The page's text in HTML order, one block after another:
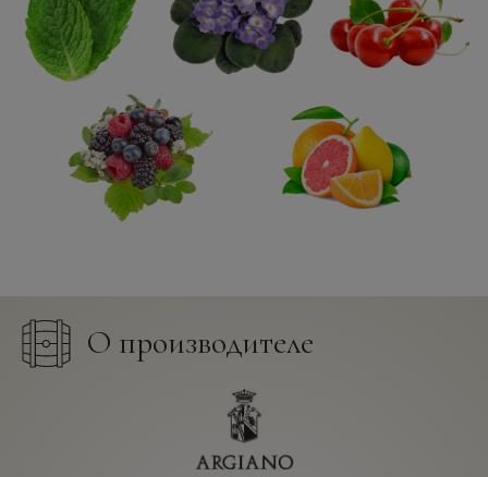
О производителе